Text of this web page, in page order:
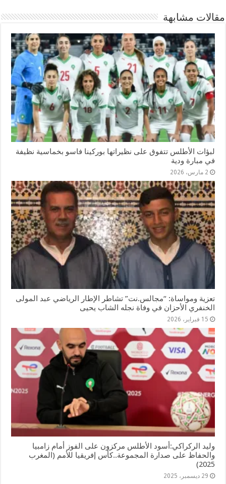
مقالات مشابهة
لبؤات الأطلس تتفوق على نظيراتها بوركينا فاسو بخماسية نظيفة
في مبارة ودية
2 مارس، 2026
تعزية ومواساة: “مجالس.نت” تشاطر الإطار الرياضي عبد المولى
الخنفري الأحزان في وفاة نجله الشاب يحيى
15 فبراير، 2026
وليد الركراكي:أسود الأطلس مركزون على الفوز أمام زامبيا
والحفاظ على صدارة المجموعة..كأس إفريقيا للأمم (المغرب
2025)
29 ديسمبر، 2025